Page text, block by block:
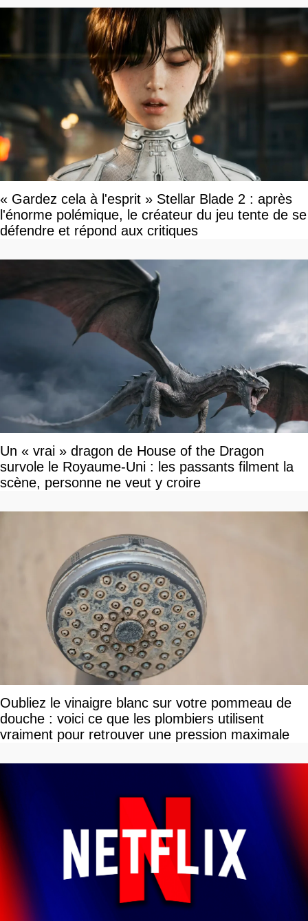
« Gardez cela à l'esprit » Stellar Blade 2 : après
l'énorme polémique, le créateur du jeu tente de se
défendre et répond aux critiques
Un « vrai » dragon de House of the Dragon
survole le Royaume-Uni : les passants filment la
scène, personne ne veut y croire
Oubliez le vinaigre blanc sur votre pommeau de
douche : voici ce que les plombiers utilisent
vraiment pour retrouver une pression maximale